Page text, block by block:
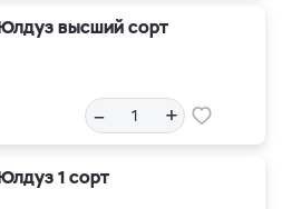
высший сорт
– +
1 сорт